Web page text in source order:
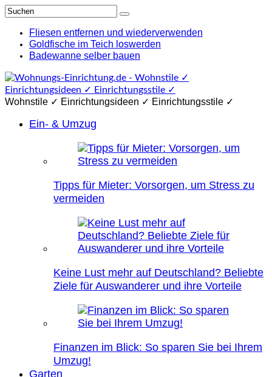
Fliesen entfernen und wiederverwenden
Goldfische im Teich loswerden
Badewanne selber bauen
Wohnstile ✓ Einrichtungsideen ✓ Einrichtungsstile ✓
Ein- & Umzug
Tipps für Mieter: Vorsorgen, um Stress zu
vermeiden
Keine Lust mehr auf Deutschland? Beliebte
Ziele für Auswanderer und ihre Vorteile
Finanzen im Blick: So sparen Sie bei Ihrem
Umzug!
Garten